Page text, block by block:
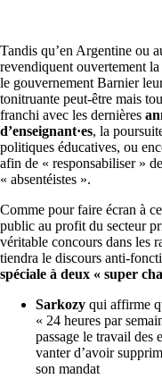
Tandis qu’en Argentine ou
revendiquent ouvertement
le gouvernement Barnier
tonitruante peut-être mais
franchi avec les dernières
d’enseignant·es, la
politiques éducatives, ou
afin de « responsabiliser »
« absentéistes ».
Comme pour faire écran à
public au profit du secteur
véritable concours dans les
tiendra le discours anti-
spéciale à deux « super
Sarkozy qui affirme
« 24 heures par
passage le travail des
vanter d’avoir
son mandat